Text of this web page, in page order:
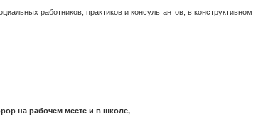
работников, практиков и консультантов, в конструктивном
на рабочем месте и в школе,